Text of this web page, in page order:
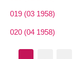
019 (03 1958)
020 (04 1958)